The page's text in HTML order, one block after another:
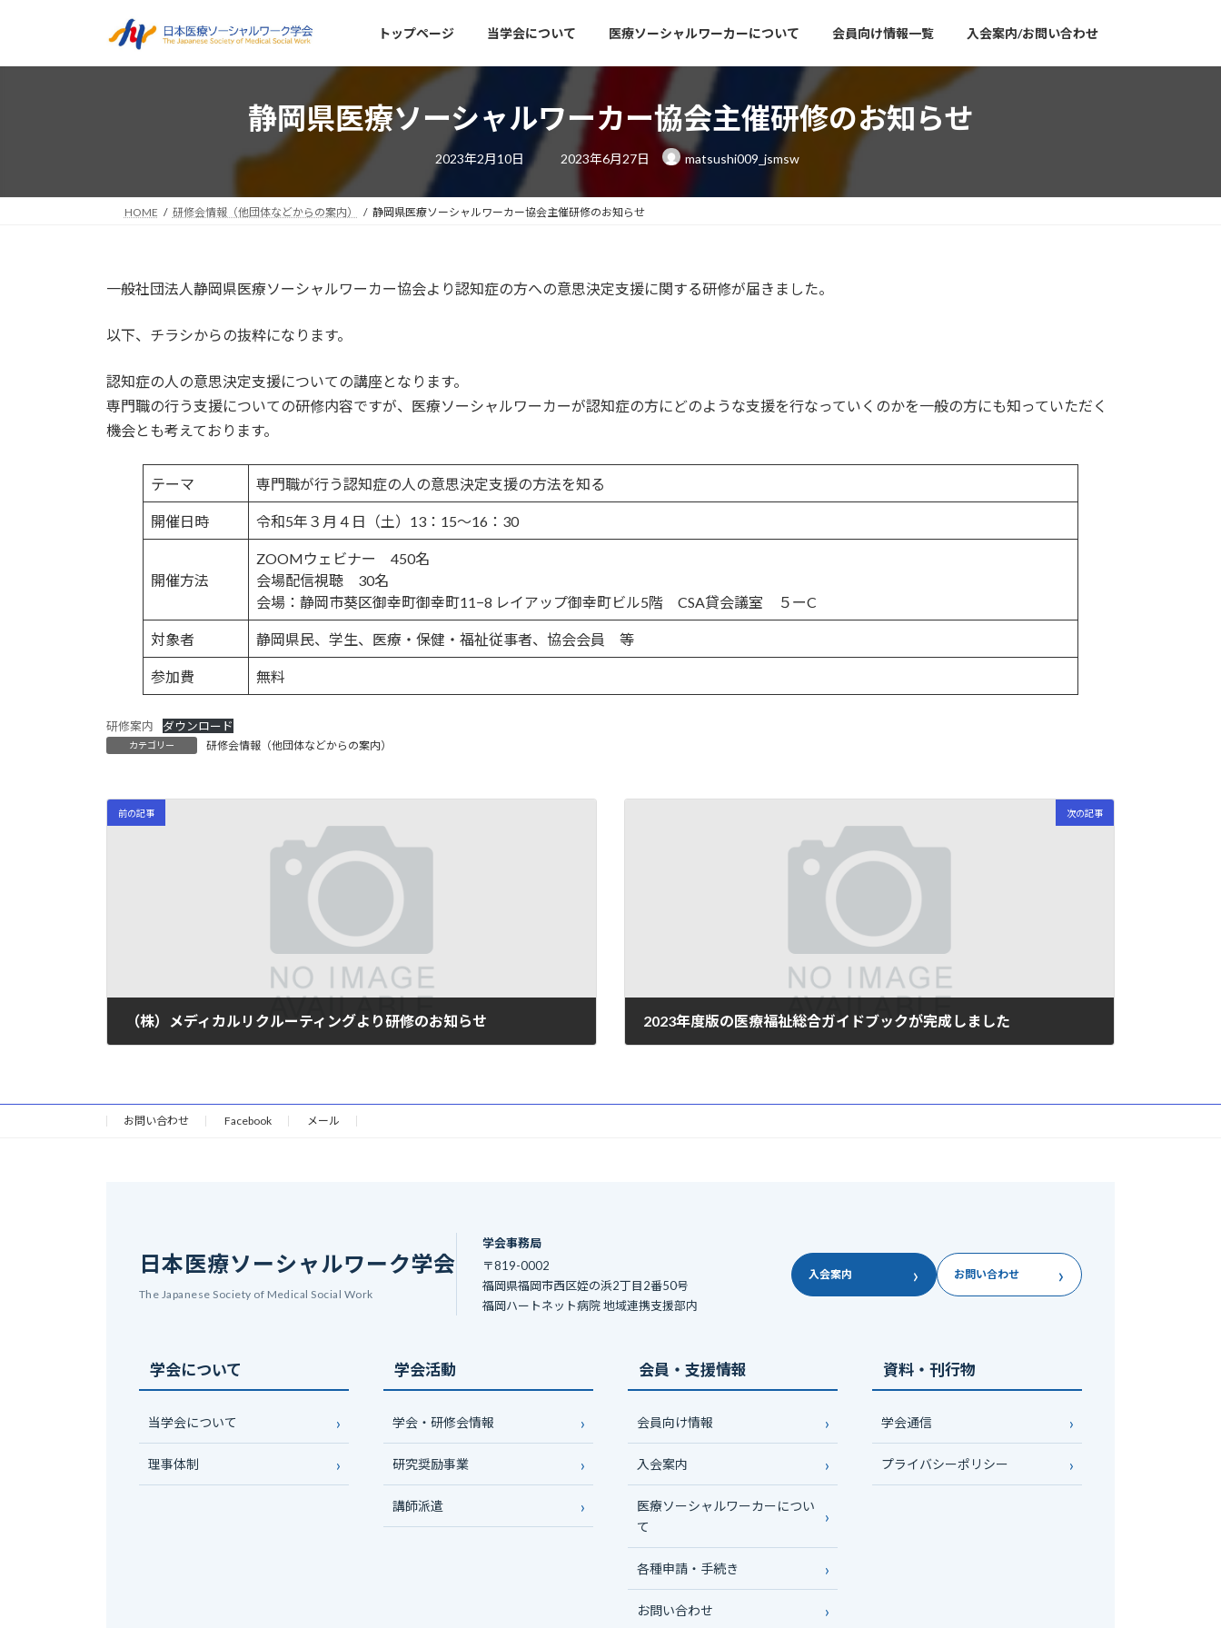
トップページ 当学会について 医療ソーシャルワーカーについて 会員向け情報一覧 入会案内/お問い合わせ
静岡県医療ソーシャルワーカー協会主催研修のお知らせ
2023年2月10日
終
日
時
2023年6月27日 matsushi009_jsmsw
HOME 研修会情報（他団体などからの案内） 静岡県医療ソーシャルワーカー協会主催研修のお知らせ
一般社団法人静岡県医療ソーシャルワーカー協会より認知症の方への意思決定支援に関する研修が届きました。
以下、チラシからの抜粋になります。
認知症の人の意思決定支援についての講座となります。
専門職の行う支援についての研修内容ですが、医療ソーシャルワーカーが認知症の方にどのような支援を行なっていくのかを一般の方にも知っていただく
機会とも考えております。
テーマ 専門職が行う認知症の人の意思決定支援の方法を知る
開催日時 令和5年３月４日（土）13：15〜16：30
開催方法
ZOOMウェビナー 450名
会場配信視聴 30名
会場：静岡市葵区御幸町御幸町11−8 レイアップ御幸町ビル5階 CSA貸会議室 ５ーC
対象者 静岡県民、学生、医療・保健・福祉従事者、協会会員 等
参加費 無料
研修案内 ダウンロード
カテゴリー 研修会情報（他団体などからの案内）
前の記事
（株）メディカルリクルーティングより研修のお知らせ
次の記事
2023年度版の医療福祉総合ガイドブックが完成しました
お問い合わせ Facebook メール
日本医療ソーシャルワーク学会
The Japanese Society of Medical Social Work
学会事務局
〒819-0002
福岡県福岡市西区姪の浜2丁目2番50号
福岡ハートネット病院 地域連携支援部内
入会案内 › お問い合わせ ›
学会について
当学会について
理事体制
学会活動
学会・研修会情報
研究奨励事業
講師派遣
会員・支援情報
会員向け情報
入会案内
医療ソーシャルワーカーについ
て
各種申請・手続き
お問い合わせ
資料・刊行物
学会通信
プライバシーポリシー